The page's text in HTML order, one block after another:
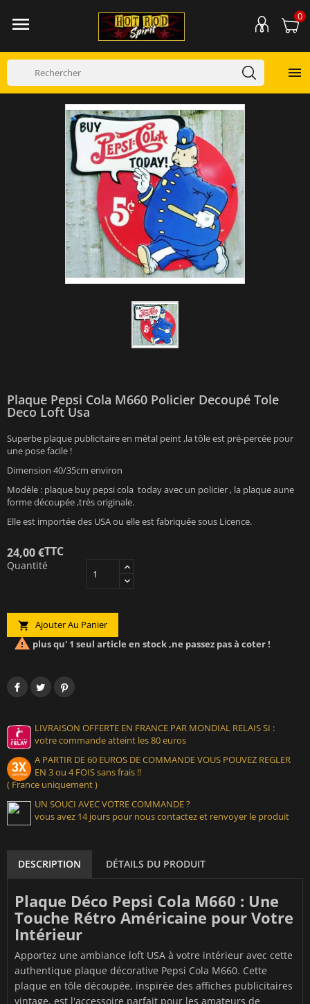
 0

Plaque Pepsi Cola M660 Policier Decoupé Tole
Deco Loft Usa
Superbe plaque publicitaire en métal peint ,la tôle est pré-percée pour
une pose facile !
Dimension 40/35cm environ
Modèle : plaque buy pepsi cola today avec un policier , la plaque aune
forme découpée ,très originale.
Elle est importée des USA ou elle est fabriquée sous Licence.
24,00 €TTC
Quantité
 Ajouter Au Panier
 plus qu' 1 seul article en stock ,ne passez pas à coter !
LIVRAISON OFFERTE EN FRANCE PAR MONDIAL RELAIS SI :
votre commande atteint les 80 euros
A PARTIR DE 60 EUROS DE COMMANDE VOUS POUVEZ REGLER
EN 3 ou 4 FOIS sans frais !!
( France uniquement )
UN SOUCI AVEC VOTRE COMMANDE ?
vous avez 14 jours pour nous contactez et renvoyer le produit
DESCRIPTION DÉTAILS DU PRODUIT
Plaque Déco Pepsi Cola M660 : Une
Touche Rétro Américaine pour Votre
Intérieur
Apportez une ambiance loft USA à votre intérieur avec cette
authentique plaque décorative Pepsi Cola M660. Cette
plaque en tôle découpée, inspirée des affiches publicitaires
vintage, est l'accessoire parfait pour les amateurs de